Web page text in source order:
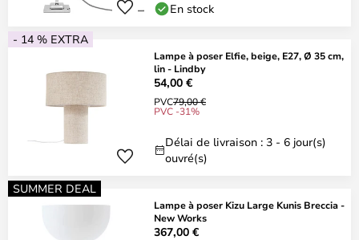
En stock
- 14 % EXTRA
Lampe à poser Elfie, beige, E27, Ø 35 cm,
lin - Lindby
54,00 €
PVC79,00 €
PVC -31%
Délai de livraison : 3 - 6 jour(s)
ouvré(s)
SUMMER DEAL
Lampe à poser Kizu Large Kunis Breccia -
New Works
367,00 €